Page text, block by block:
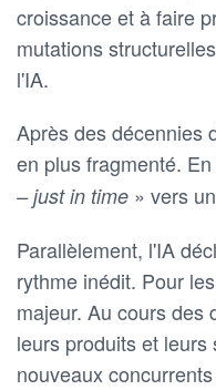
croissance et à faire
mutations
l'IA.
Après des décennies
en plus fragmenté.
– just in time » vers
Parallèlement, l'IA
rythme inédit. Pour
majeur. Au cours des
leurs produits et
nouveaux concurrents